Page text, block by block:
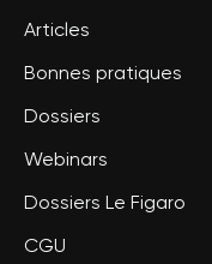
Articles
Bonnes pratiques
Dossiers
Webinars
Dossiers Le Figaro
CGU